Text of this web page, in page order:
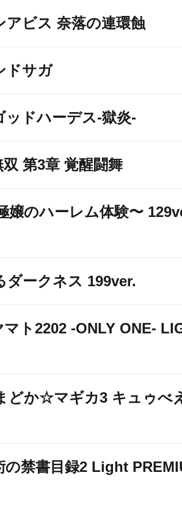
アビス 奈落の連環蝕
ドサガ
ッドハーデス-獄炎-
第3章 覚醒闘舞
嬢のハーレム体験〜
ダークネス 199ver.
マト2202 -ONLY ONE-
どか☆マギカ3 キュゥべ
の禁書目録2 Light